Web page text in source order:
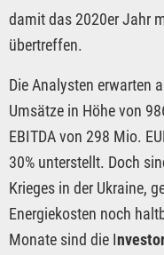
damit das 2020er Jahr
übertreffen.
Die Analysten erwarten
Umsätze in Höhe von
EBITDA von 298 Mio.
30% unterstellt. Doch
Krieges in der Ukraine,
Energiekosten noch
Monate sind die I